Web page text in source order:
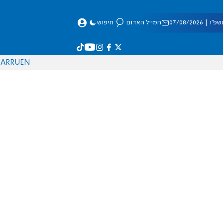
08/2026 המייל האדום חיפוש
EN
RU
AR